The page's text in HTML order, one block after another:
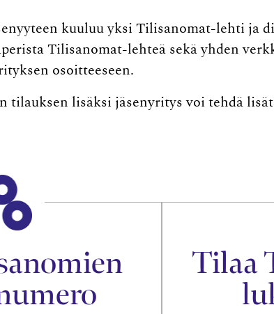
kuuluu yksi Tilisanomat-lehti ja
Tilisanomat-lehteä sekä yhden
osoitteeseen.
tilauksen lisäksi jäsenyritys voi tehdä
Tilaa